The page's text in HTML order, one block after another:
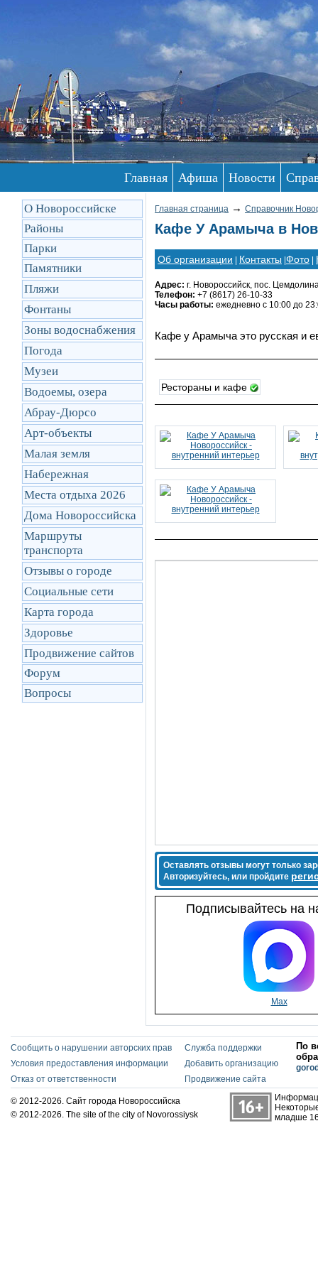
Главная Афиша Новости
О Новороссийске
Районы
Парки
Памятники
Пляжи
Фонтаны
Зоны водоснабжения
Погода
Музеи
Водоемы, озера
Абрау-Дюрсо
Арт-объекты
Малая земля
Набережная
Места отдыха 2026
Дома Новороссийска
Маршруты
транcпорта
Отзывы о городе
Социальные сети
Карта города
Здоровье
Продвижение сайтов
Форум
Вопросы
Главная страница → Справочник
Кафе У Арамыча в
Об организации Контакты Фото
Адрес: г. Новороссийск, пос.
Телефон: +7 (8617) 26-10-33
Часы работы: ежедневно с 10:00 до
Кафе у Арамыча это русская и
Рестораны и кафе
Оставлять отзывы могут только
Авторизуйтесь, или пройдите
Подписывайтесь на
Max
Сообщить о нарушении авторских прав
Условия предоставления информации
Отказ от ответственности
Служба поддержки
Добавить организацию
Продвижение сайта
По
© 2012-2026. Сайт города Новороссийска
© 2012-2026. The site of the city of Novorossiysk
младше